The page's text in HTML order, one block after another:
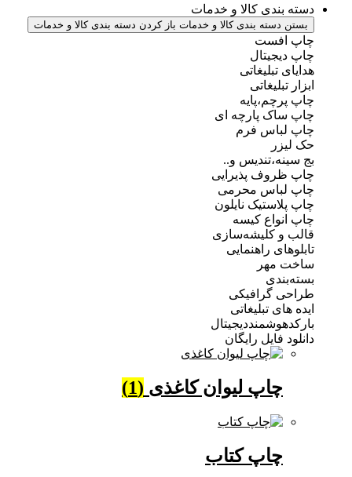
کالا و خدمات
بندی کالا و خدمات باز کردن دسته بندی کالا و خدمات
پارچه ای
فرم
و..
پذیرایی
محرمی
نایلون
کیسه
کلیشه‌سازی
راهنمایی
گرافیکی
تبلیغاتی
فایل رایگان
چاپ لیوان کاغذی(1)
چاپ کتاب